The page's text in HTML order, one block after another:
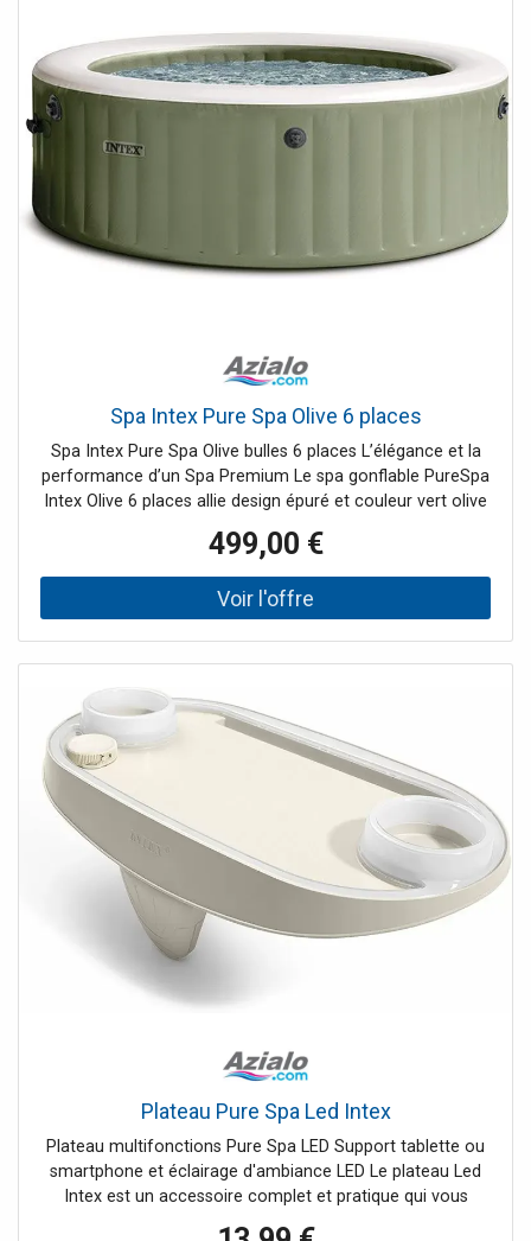
1500W : précommande, livraison estimée courant juillet
2025 2000W : précommande, livraison estimée courant
juin 2025 [fsm display="image" ids="268" link="0"]
Caractéristiques du Bloc moteur Panneau de contrôle
Panneau digital intégré Alimentation 240V ~ 50Hz Pompe
Pompe à air et à bulles 650 W Niveau sonore Pompe à
Réchauffeur PTC Puissance 1500/2000 W Vitesse 1.5°C –
2.5°C/heure Température maximale 42 °C Double isolation
du réchauffeur Conditions d'utilisation 5°C & plus
Spa Intex Pure Spa Olive 6 places
Spa Intex Pure Spa Olive bulles 6 places L’élégance et la
performance d’un Spa Premium Le spa gonflable PureSpa
Intex Olive 6 places allie design épuré et couleur vert olive
élégance. Parfait pour des moments de détente en famille
ou entre amis
499,00 €
Plateau Pure Spa Led Intex
Plateau multifonctions Pure Spa LED Support tablette ou
smartphone et éclairage d'ambiance LED Le plateau Led
Intex est un accessoire complet et pratique qui vous